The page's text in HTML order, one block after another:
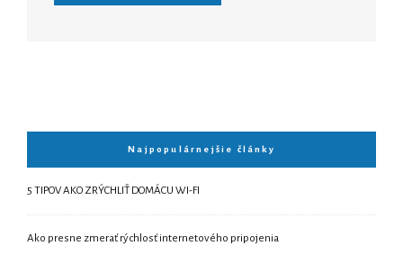
Najpopulárnejšie články
5 TIPOV AKO ZRÝCHLIŤ DOMÁCU WI-FI
Ako presne zmerať rýchlosť internetového pripojenia